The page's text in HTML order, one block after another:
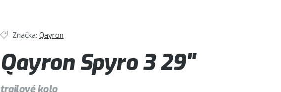
Qayron Spyro 3 29"
trailové kolo
Značka:Qayron